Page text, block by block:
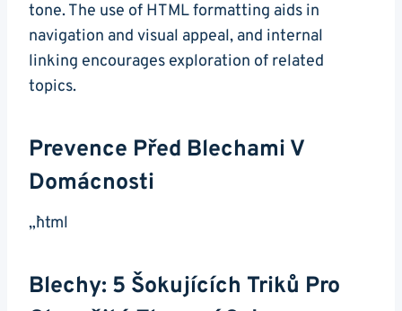
tone. The use of HTML formatting aids in
navigation and visual appeal, and internal
linking encourages exploration of related
topics.
Prevence Před Blechami V
Domácnosti
„`html
Blechy: 5 Šokujících Triků Pro